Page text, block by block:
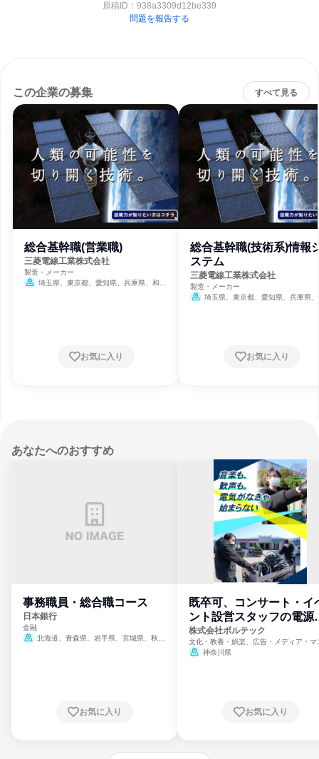
原稿ID： 938a3309d12be339
問題を報告する
この企業の募集 すべて見る
総合基幹職(営業職)
三菱電線工業株式会社
製造・メーカー
埼玉県、東京都、愛知県、兵庫県、和歌
お気に入り
総合基幹職(技術系)情報
ステム
三菱電線工業株式会社
製造・メーカー
埼玉県、東京都、愛知県、兵庫県
お気に入り
あなたへのおすすめ
事務職員・総合職コース
日本銀行
金融
北海道、青森県、岩手県、宮城県、秋田
崎県、熊本県、大分県、宮崎県、鹿児島県、
お気に入り
既卒可、コンサート・イ
ント設営スタッフの電源
門
株式会社ボルテック
文化・教養・娯楽、広告・メディア・マ
ミ、電力・ガス・水道・エネルギー
神奈川県
お気に入り